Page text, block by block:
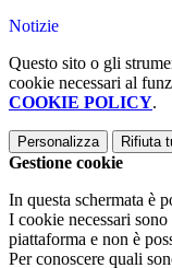
Notizie
Questo sito o gli
cookie necessari al
COOKIE POLICY.
Personalizza Rifiuta
Gestione cookie
In questa schermata è
I cookie necessari
piattaforma e non è
Per conoscere quali